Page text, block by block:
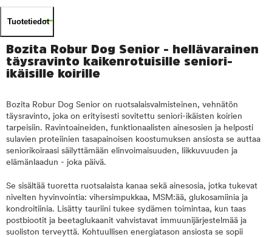
Tuotetiedot
Bozita Robur Dog Senior - hellävarainen
täysravinto kaikenrotuisille seniori-
ikäisille koirille
Bozita Robur Dog Senior on ruotsalaisvalmisteinen, vehnätön
täysravinto, joka on erityisesti sovitettu seniori-ikäisten koirien
tarpeisiin. Ravintoaineiden, funktionaalisten ainesosien ja helposti
sulavien proteiinien tasapainoisen koostumuksen ansiosta se auttaa
seniorikoiraasi säilyttämään elinvoimaisuuden, liikkuvuuden ja
elämänlaadun - joka päivä.
Se sisältää tuoretta ruotsalaista kanaa sekä ainesosia, jotka tukevat
nivelten hyvinvointia: vihersimpukkaa, MSM:ää, glukosamiinia ja
kondroitiinia. Lisätty tauriini tukee sydämen toimintaa, kun taas
postbiootit ja beetaglukaanit vahvistavat immuunijärjestelmää ja
suoliston terveyttä. Kohtuullisen energiatason ansiosta se sopii